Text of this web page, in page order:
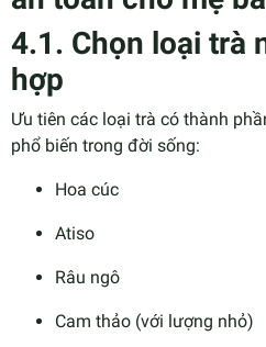
4.1. Chọn loại trà
hợp
Ưu tiên các loại trà có thành
phổ biến trong đời sống:
Hoa cúc
Atiso
Râu ngô
Cam thảo (với lượng nhỏ)